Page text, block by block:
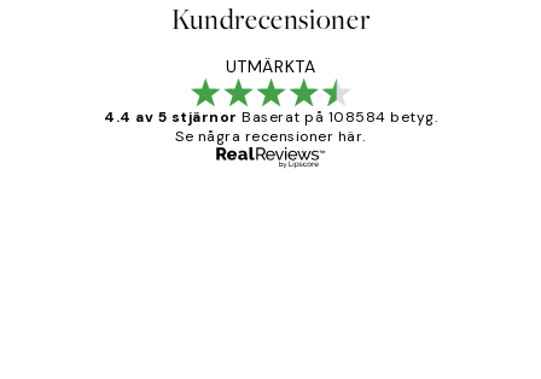
Kundrecensioner
UTMÄRKTA
4.4 av 5 stjärnor Baserat på 108584 betyg.
Se några recensioner här.